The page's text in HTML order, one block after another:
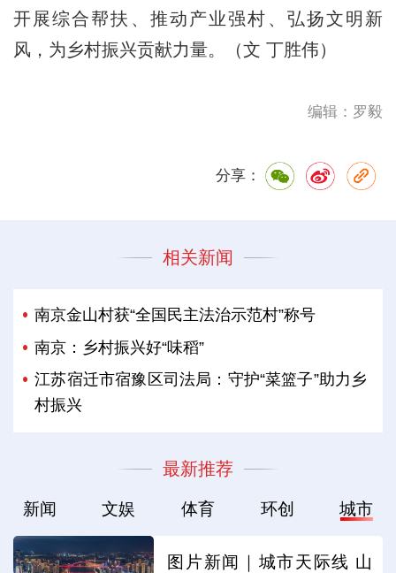
开展综合帮扶、推动产业强村、弘扬文明新
风，为乡村振兴贡献力量。（文 丁胜伟）
编辑：罗毅
分享：
相关新闻
南京金山村获“全国民主法治示范村”称号
南京：乡村振兴好“味稻”
江苏宿迁市宿豫区司法局：守护“菜篮子”助力乡
村振兴
最新推荐
新闻 文娱 体育 环创 城市
图片新闻｜城市天际线 山